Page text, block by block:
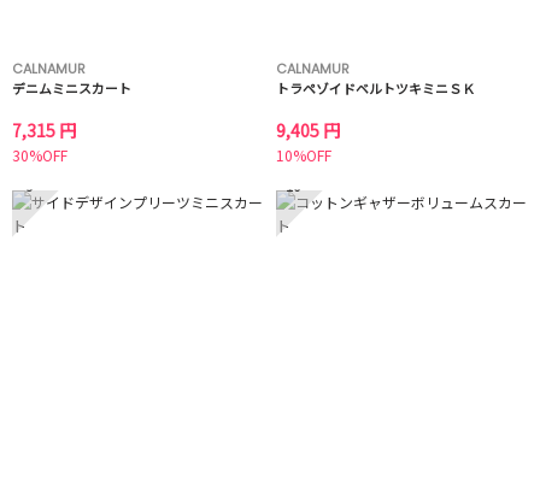
CALNAMUR
デニムミニスカート
7,315 円
30%OFF
CALNAMUR
トラペゾイドベルトツキミニＳＫ
9,405 円
10%OFF
9 10